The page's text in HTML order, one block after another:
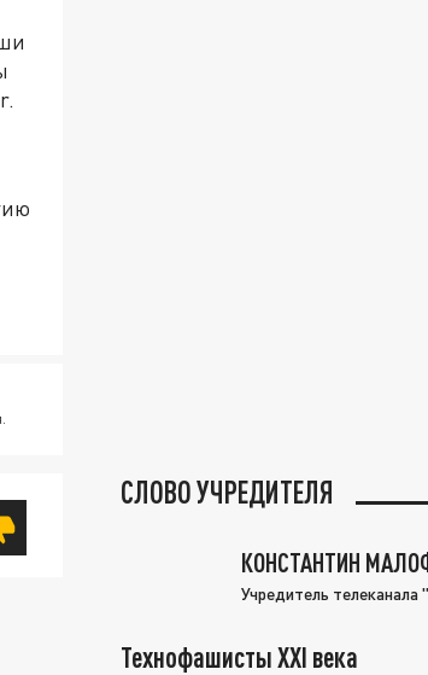
СЛОВО УЧРЕДИТЕЛЯ
КОНСТАНТИН
Учредитель телеканала
Технофашисты XXI века